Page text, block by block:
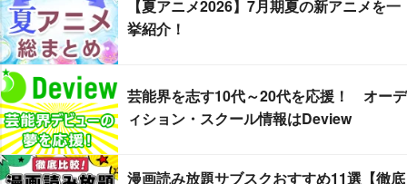
【夏アニメ2026】7月期夏の新アニメを一
挙紹介！
芸能界を志す10代～20代を応援！ オーデ
ィション・スクール情報はDeview
漫画読み放題サブスクおすすめ11選【徹底